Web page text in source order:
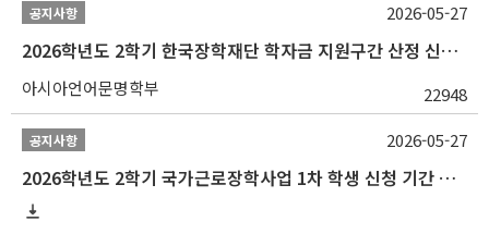
공지사항
2026학년도 2학기 한국장학재단 학자금 지원구간 산정 신청 안내
아시아언어문명학부 22948
2026-05-27
공지사항
2026학년도 2학기 국가근로장학사업 1차 학생 신청 기간 안내
2026-05-27